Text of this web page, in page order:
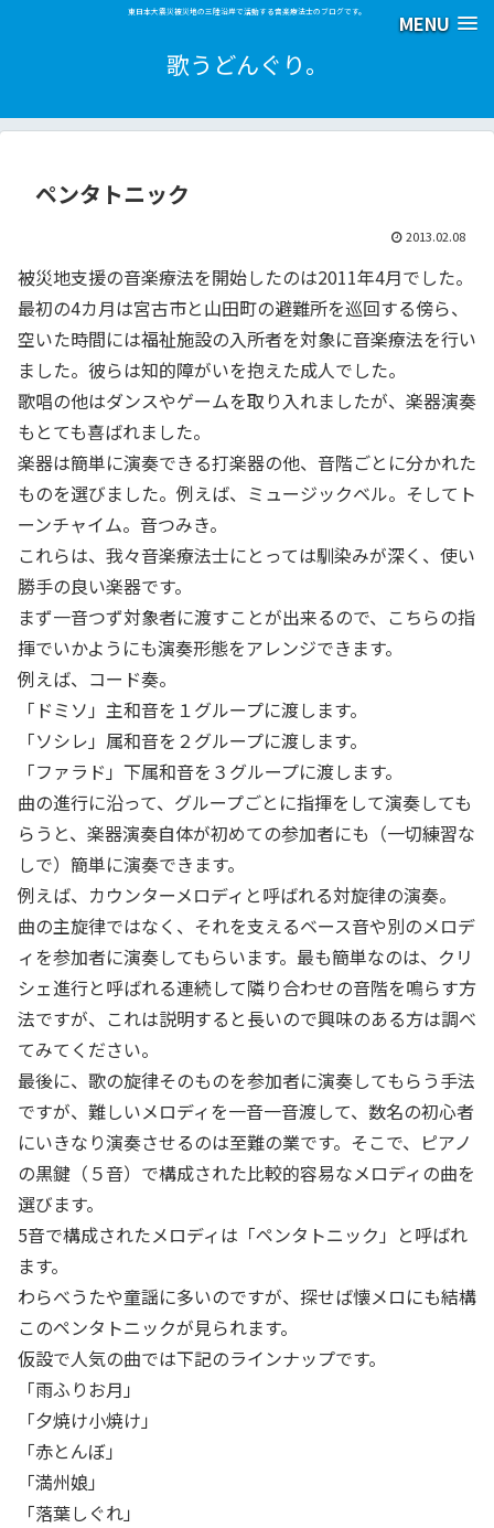
MENU
東日本大震災被災地の三陸沿岸で活動する音楽療法士のブログです。
歌うどんぐり。
ペンタトニック
2013.02.08
被災地支援の音楽療法を開始したのは2011年4月でした。
最初の4カ月は宮古市と山田町の避難所を巡回する傍ら、
空いた時間には福祉施設の入所者を対象に音楽療法を行い
ました。彼らは知的障がいを抱えた成人でした。
歌唱の他はダンスやゲームを取り入れましたが、楽器演奏
もとても喜ばれました。
楽器は簡単に演奏できる打楽器の他、音階ごとに分かれた
ものを選びました。例えば、ミュージックベル。そしてト
ーンチャイム。音つみき。
これらは、我々音楽療法士にとっては馴染みが深く、使い
勝手の良い楽器です。
まず一音つず対象者に渡すことが出来るので、こちらの指
揮でいかようにも演奏形態をアレンジできます。
例えば、コード奏。
「ドミソ」主和音を１グループに渡します。
「ソシレ」属和音を２グループに渡します。
「ファラド」下属和音を３グループに渡します。
曲の進行に沿って、グループごとに指揮をして演奏しても
らうと、楽器演奏自体が初めての参加者にも（一切練習な
しで）簡単に演奏できます。
例えば、カウンターメロディと呼ばれる対旋律の演奏。
曲の主旋律ではなく、それを支えるベース音や別のメロデ
ィを参加者に演奏してもらいます。最も簡単なのは、クリ
シェ進行と呼ばれる連続して隣り合わせの音階を鳴らす方
法ですが、これは説明すると長いので興味のある方は調べ
てみてください。
最後に、歌の旋律そのものを参加者に演奏してもらう手法
ですが、難しいメロディを一音一音渡して、数名の初心者
にいきなり演奏させるのは至難の業です。そこで、ピアノ
の黒鍵（５音）で構成された比較的容易なメロディの曲を
選びます。
5音で構成されたメロディは「ペンタトニック」と呼ばれ
ます。
わらべうたや童謡に多いのですが、探せば懐メロにも結構
このペンタトニックが見られます。
仮設で人気の曲では下記のラインナップです。
「雨ふりお月」
「夕焼け小焼け」
「赤とんぼ」
「満州娘」
「落葉しぐれ」